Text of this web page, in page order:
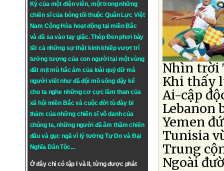
Ký của một điện viên, một trong những
chiến sĩ của bóng tối thuộc Quân Lực Việt
Nam Cộng Hòa hoạt động tại miền Bắc
và đã sa vào tay giặc. Thép Đen phơi bày
tất cả những sự thật kinh khiếp vượt trí
tưởng tượng của con người tại một vùng
đất mịt mù hắc ám của loài quỷ dữ mà
người viết như đã đội mồ sống dậy kể
cho ta nghe những cơ cực lầm than của
xã hội miền Bắc và cuộc đời tù đày bi
thảm của những chiến sĩ vô danh của
chúng ta, những người đã âm thầm chiến
đấu và gục ngã vì lý tưởng Tự Do và Đại
Nghĩa Dân Tộc...
Ở đây chỉ có tập I và II, từng được phát
Nhìn trời
Khi thấy
Ai-cập
Lebanon
Yemen
Tunisia
Trung
Ngoài